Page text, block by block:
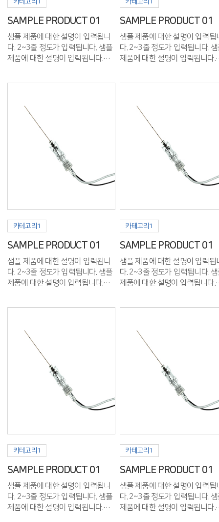
SAMPLE PRODUCT 01
샘플 제품에 대한 설명이 입력됩니
다. 2~3줄 정도가 입력됩니다. 샘플
제품에 대한 설명이 입력됩니다.
SAMPLE PRODUCT 01
샘플 제품에 대한 설명이 입력됩
다. 2~3줄 정도가 입력됩니다. 샘플
제품에 대한 설명이 입력됩니다.
카테고리1
SAMPLE PRODUCT 01
샘플 제품에 대한 설명이 입력됩니
다. 2~3줄 정도가 입력됩니다. 샘플
제품에 대한 설명이 입력됩니다.
카테고리1
SAMPLE PRODUCT 01
샘플 제품에 대한 설명이 입력됩
다. 2~3줄 정도가 입력됩니다. 샘플
제품에 대한 설명이 입력됩니다.
카테고리1
SAMPLE PRODUCT 01
샘플 제품에 대한 설명이 입력됩니
다. 2~3줄 정도가 입력됩니다. 샘플
제품에 대한 설명이 입력됩니다.
카테고리1
SAMPLE PRODUCT 01
샘플 제품에 대한 설명이 입력됩
다. 2~3줄 정도가 입력됩니다. 샘플
제품에 대한 설명이 입력됩니다.